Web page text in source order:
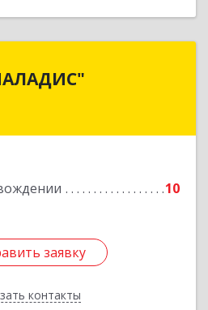
10
заявку
контакты
край, Славянский р-н,
Подробнее
заявку
Назад